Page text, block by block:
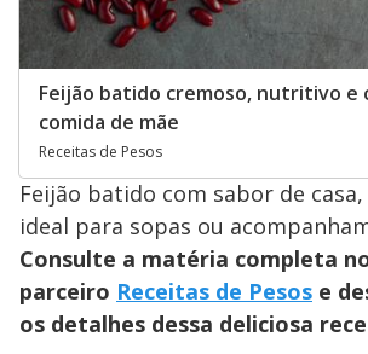
Feijão batido cremoso, nutritivo e
comida de mãe
Receitas de Pesos
Feijão batido com sabor de
ideal para sopas ou
Consulte a matéria completa
parceiro Receitas de Pesos e
os detalhes dessa deliciosa